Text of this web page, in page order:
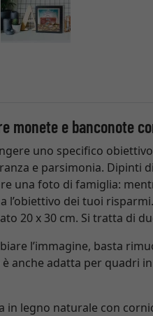
monete e banconote
uno specifico
e parsimonia. Dipinti
una foto di famiglia:
l’obiettivo dei tuoi
20 x 30 cm. Si tratta di
l’immagine, basta
è anche adatta per quadri
in legno naturale con